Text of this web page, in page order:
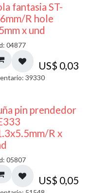
fantasia ST-
R hole
x und
04877
US$ 0,03
39330
pin prendedor
R x
05807
US$ 0,05